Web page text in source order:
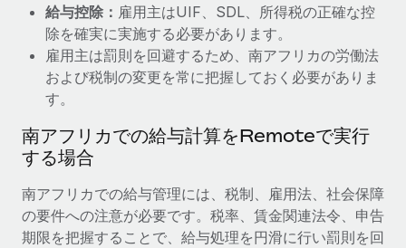
給与控除： 雇用主はUIF、SDL、所得税の正確な控
除を確実に実施する必要があります。
雇用主は罰則を回避するため、南アフリカの労働法
および税制の変更を常に把握しておく必要がありま
す。
南アフリカでの給与計算をRemoteで実行
する場合
南アフリカでの給与管理には、税制、雇用法、社会保障
の要件への注意が必要です。税率、賃金関連法令、申告
期限を把握することで、給与処理を円滑に行い罰則を回